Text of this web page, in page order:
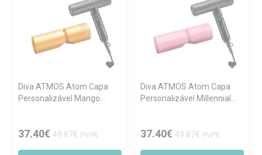
Diva ATMOS Atom Capa
Personalizável Mango
37.40€ 49.87€ PVPR
Diva ATMOS Atom Capa
Personalizável Millennial
37.40€ 49.87€ PVPR